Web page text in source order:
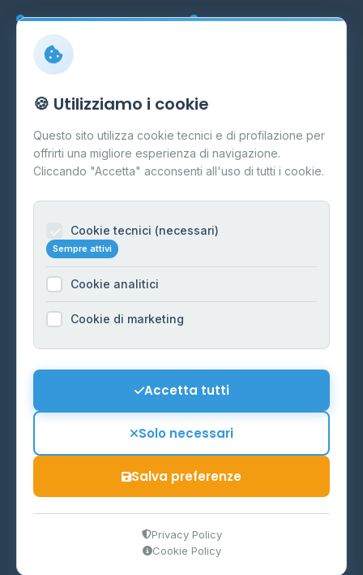
Marche Veneto
Info
Cos'è il GPL
FAQ
Contatti
Informazioni legali
Cookie Policy
Preferenze Cookie
Mappa del sito
P.IVA 03859300364
Ministero delle Imprese e del Made in Italy
🍪 Utilizziamo i cookie
Questo sito utilizza cookie tecnici e di profilazione per
offrirti una migliore esperienza di navigazione.
Cliccando "Accetta" acconsenti all'uso di tutti i cookie.
Cookie tecnici (necessari)
Sempre attivi
Cookie analitici
Cookie di marketing
Accetta tutti
Solo necessari
Salva preferenze
Privacy Policy
Cookie Policy